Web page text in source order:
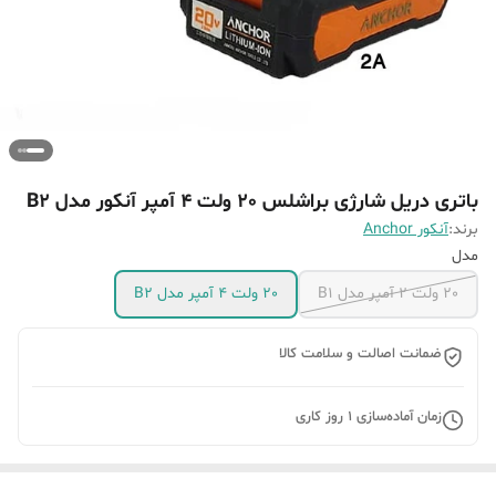
باتری دریل شارژی براشلس 20 ولت 4 آمپر آنکور مدل B2
برند:آنکور Anchor
مدل
20 ولت 2 آمپر مدل B1
20 ولت 4 آمپر مدل B2
ضمانت اصالت و سلامت کالا
زمان آماده‌سازی 1 روز کاری